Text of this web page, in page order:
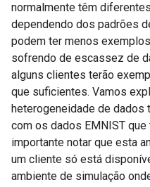
normalmente têm
dependendo dos padrões
podem ter menos
sofrendo de escassez de
alguns clientes terão
que suficientes. Vamos
heterogeneidade de
com os dados EMNIST
importante notar que esta
um cliente só está
ambiente de simulação